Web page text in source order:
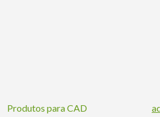
Produtos para CAD